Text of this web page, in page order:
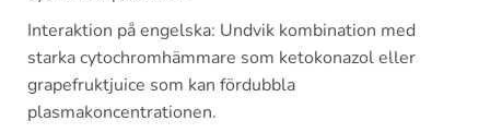
Interaktion på engelska: Undvik kombination med
starka cytochromhämmare som ketokonazol eller
grapefruktjuice som kan fördubbla
plasmakoncentrationen.